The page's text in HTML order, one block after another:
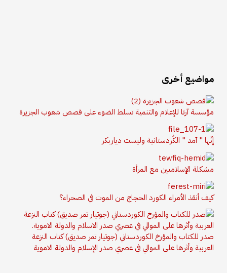
مواضيع أخرى
مؤسسة آرتا للإعلام والتنمية تسلط الضوء على قصص شعوب الجزيرة
إنّها " آمد " الكُردستانية وليست دياربكر
مشكلة الإسلاميين مع المرأة
كيف أنقذ الأمراء الكورد الحجاج من الموت في الصحراء؟
صدر للكتاب والمؤرخ الكوردستاني (جوتيار تمر صديق) كتاب النزعة
العربية وأثرها على الموالي في عصري صدر الإسلام والدولة الاموية